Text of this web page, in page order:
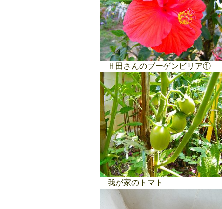
Ｈ田さんのブーゲンビリア①
我が家のトマト